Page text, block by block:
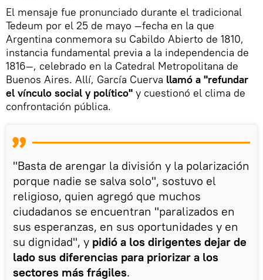
El mensaje fue pronunciado durante el tradicional
Tedeum por el 25 de mayo —fecha en la que
Argentina conmemora su Cabildo Abierto de 1810,
instancia fundamental previa a la independencia de
1816—, celebrado en la Catedral Metropolitana de
Buenos Aires. Allí, García Cuerva llamó a "refundar
el vínculo social y político" y cuestionó el clima de
confrontación pública.
"Basta de arengar la división y la polarización
porque nadie se salva solo", sostuvo el
religioso, quien agregó que muchos
ciudadanos se encuentran "paralizados en
sus esperanzas, en sus oportunidades y en
su dignidad", y pidió a los dirigentes dejar de
lado sus diferencias para priorizar a los
sectores más frágiles.